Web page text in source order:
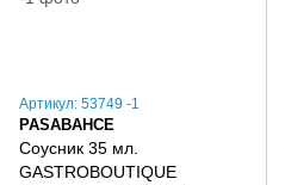
Артикул: 53749 -1
PASABAHCE
Соусник 35 мл.
GASTROBOUTIQUE